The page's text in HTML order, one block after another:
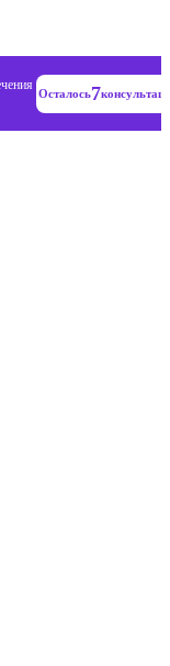
Осталось7